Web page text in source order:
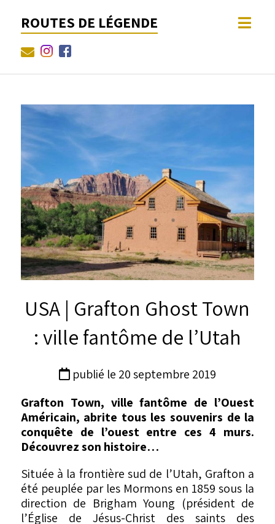
ROUTES DE LÉGENDE
USA | Grafton Ghost Town
: ville fantôme de l’Utah
publié le 20 septembre 2019
Grafton Town, ville fantôme de l’Ouest
Américain, abrite tous les souvenirs de la
conquête de l’ouest entre ces 4 murs.
Découvrez son histoire…
Située à la frontière sud de l’Utah, Grafton a
été peuplée par les Mormons en 1859 sous la
direction de Brigham Young (président de
l’Église de Jésus-Christ des saints des